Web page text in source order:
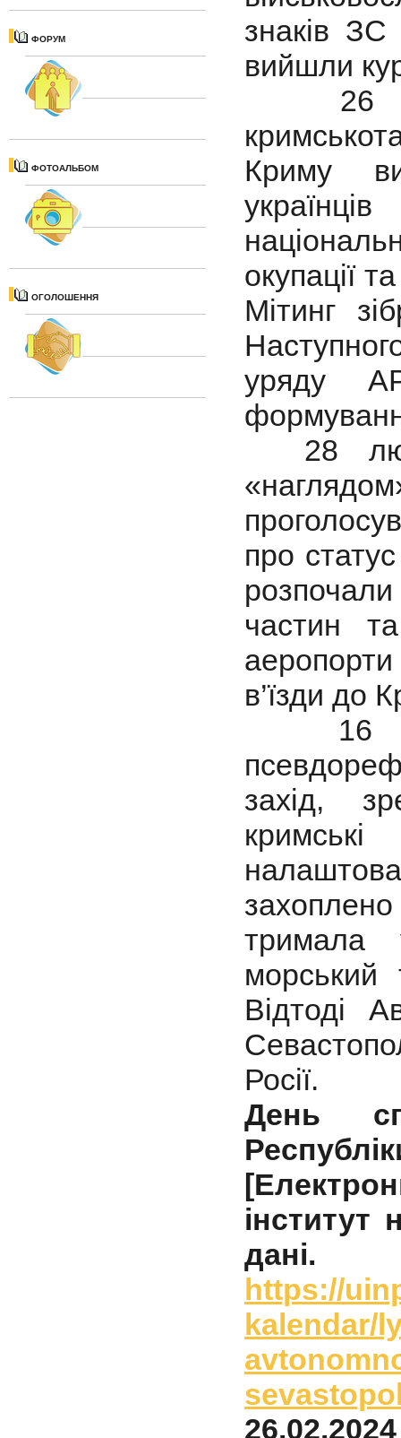
ФОРУМ
ФОТОАЛЬБОМ
ОГОЛОШЕННЯ
знаків
вийшли
26
Криму
окупації
Мітинг
уряду
28
про
частин
в’їзди до
16
захід,
тримала
морський
Відтоді
Росії.
День
інститут
https://
kalendar/